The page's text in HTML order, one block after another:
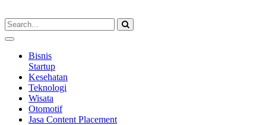
Bisnis
Startup
Kesehatan
Teknologi
Wisata
Otomotif
Jasa Content Placement